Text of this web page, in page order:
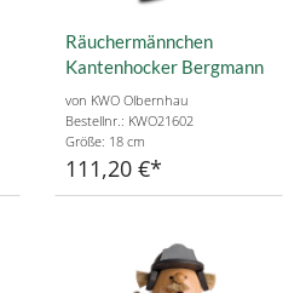
Räuchermännchen
Kantenhocker Bergmann
von KWO Olbernhau
Bestellnr.: KWO21602
Größe: 18 cm
111,20 €